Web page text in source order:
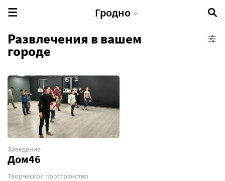
Гродно
Культурный отдых
Экотуризм
Развлекательные центры
Духовные объекты
Развлечения в вашем
городе
Заведение
Дом46
Творческое пространство